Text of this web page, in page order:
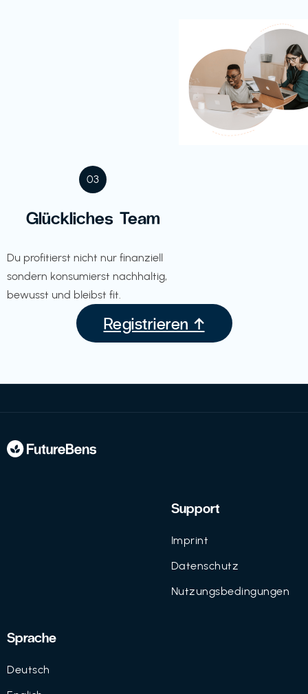
03
Glückliches Team
Du profitierst nicht nur finanziell
sondern konsumierst nachhaltig,
bewusst und bleibst fit.
Registrieren ↑
Support
Imprint
Datenschutz
Nutzungsbedingungen
Sprache
Deutsch